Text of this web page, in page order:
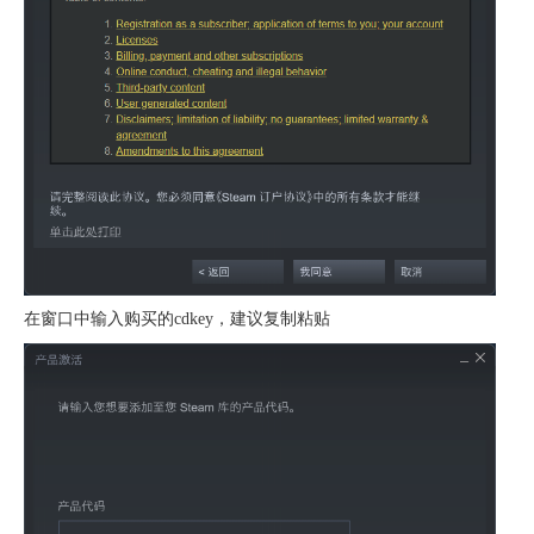
在窗口中输入购买的cdkey，建议复制粘贴